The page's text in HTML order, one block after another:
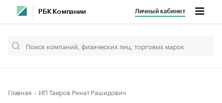
РБК Компании Личный кабинет
Главная ИП Таиров Ринат Рашидович